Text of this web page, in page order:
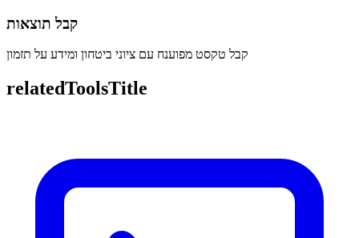
קבל תוצאות
קבל טקסט מפוענח עם ציוני ביטחון ומידע על תזמון
relatedToolsTitle